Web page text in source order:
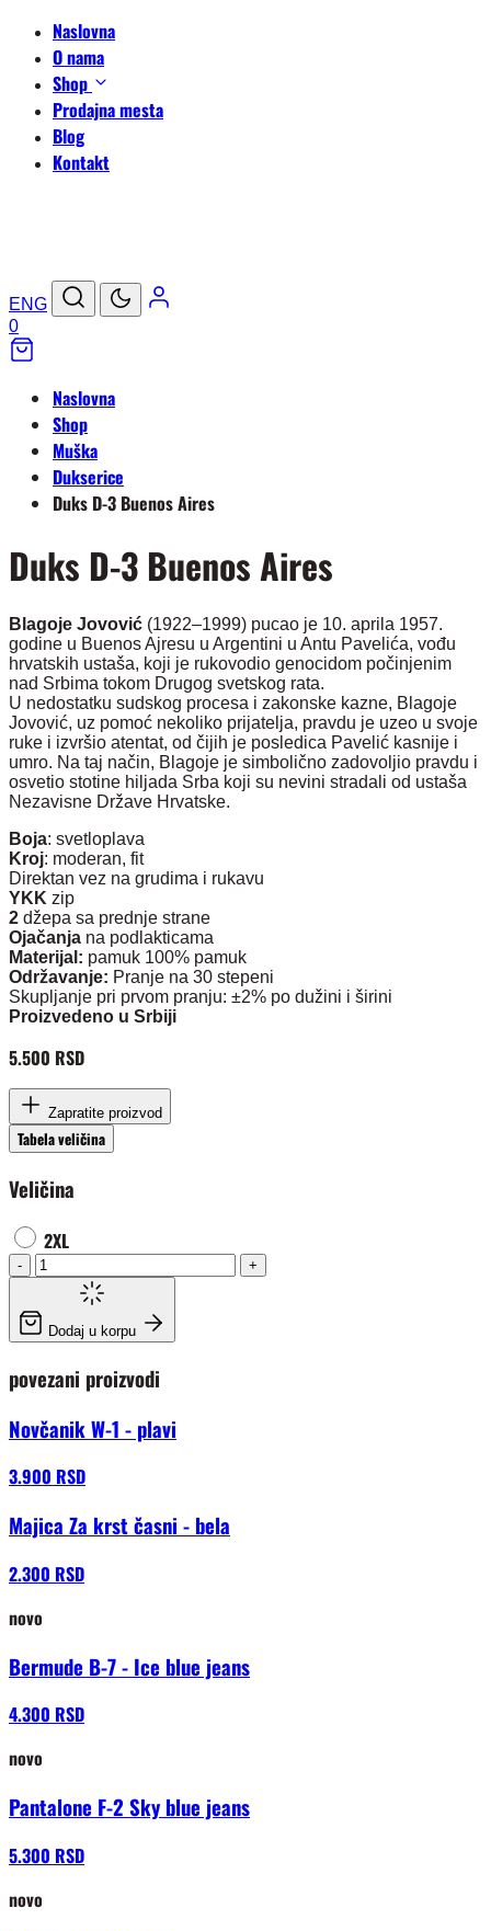
Naslovna
O nama
Shop
Prodajna mesta
Blog
Kontakt
ENG
0
Naslovna
Shop
Muška
Dukserice
Duks D-3 Buenos Aires
Duks D-3 Buenos Aires
Blagoje Jovović (1922–1999) pucao je 10. aprila 1957.
godine u Buenos Ajresu u Argentini u Antu Pavelića, vođu
hrvatskih ustaša, koji je rukovodio genocidom počinjenim
nad Srbima tokom Drugog svetskog rata.
U nedostatku sudskog procesa i zakonske kazne, Blagoje
Jovović, uz pomoć nekoliko prijatelja, pravdu je uzeo u svoje
ruke i izvršio atentat, od čijih je posledica Pavelić kasnije i
umro. Na taj način, Blagoje je simbolično zadovoljio pravdu i
osvetio stotine hiljada Srba koji su nevini stradali od ustaša
Nezavisne Države Hrvatske.
Boja: svetloplava
Kroj: moderan, fit
Direktan vez na grudima i rukavu
YKK zip
2 džepa sa prednje strane
Ojačanja na podlakticama
Materijal: pamuk 100% pamuk
Održavanje: Pranje na 30 stepeni
Skupljanje pri prvom pranju: ±2% po dužini i širini
Proizvedeno u Srbiji
5.500 RSD
Zapratite proizvod
Tabela veličina
Veličina
2XL
- +
Dodaj u korpu
povezani proizvodi
Novčanik W-1 - plavi
3.900 RSD
Majica Za krst časni - bela
2.300 RSD
novo
Bermude B-7 - Ice blue jeans
4.300 RSD
novo
Pantalone F-2 Sky blue jeans
5.300 RSD
novo